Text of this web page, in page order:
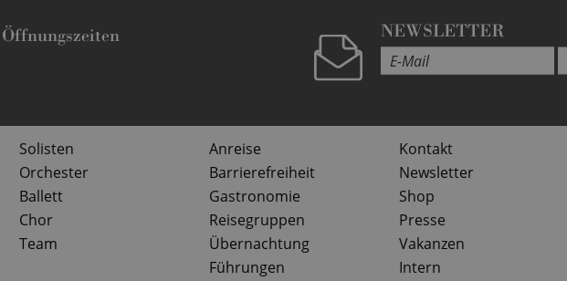
Öffnungszeiten
NEWSLETTER
Solisten
Orchester
Ballett
Chor
Team
Anreise
Barrierefreiheit
Gastronomie
Reisegruppen
Übernachtung
Führungen
Kontakt
Newsletter
Shop
Presse
Vakanzen
Intern